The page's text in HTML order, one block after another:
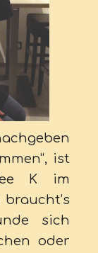
ist
K im
sich
oder